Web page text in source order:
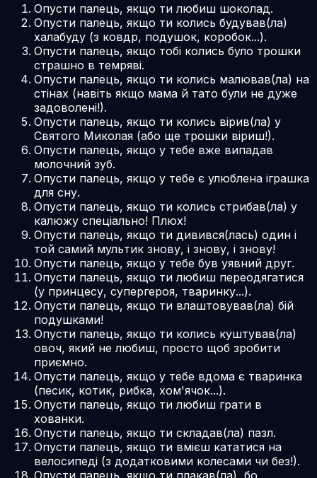
Опусти палець, якщо ти любиш шоколад.
Опусти палець, якщо ти колись будував(ла)
халабуду (з ковдр, подушок, коробок...).
Опусти палець, якщо тобі колись було трошки
страшно в темряві.
Опусти палець, якщо ти колись малював(ла) на
стінах (навіть якщо мама й тато були не дуже
задоволені!).
Опусти палець, якщо ти колись вірив(ла) у
Святого Миколая (або ще трошки віриш!).
Опусти палець, якщо у тебе вже випадав
молочний зуб.
Опусти палець, якщо у тебе є улюблена іграшка
для сну.
Опусти палець, якщо ти колись стрибав(ла) у
калюжу спеціально! Плюх!
Опусти палець, якщо ти дивився(лась) один і
той самий мультик знову, і знову, і знову!
Опусти палець, якщо у тебе був уявний друг.
Опусти палець, якщо ти любиш переодягатися
(у принцесу, супергероя, тваринку...).
Опусти палець, якщо ти влаштовував(ла) бій
подушками!
Опусти палець, якщо ти колись куштував(ла)
овоч, який не любиш, просто щоб зробити
приємно.
Опусти палець, якщо у тебе вдома є тваринка
(песик, котик, рибка, хом'ячок...).
Опусти палець, якщо ти любиш грати в
хованки.
Опусти палець, якщо ти складав(ла) пазл.
Опусти палець, якщо ти вмієш кататися на
велосипеді (з додатковими колесами чи без!).
Опусти палець, якщо ти плакав(ла), бо